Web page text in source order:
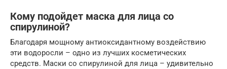
Кому подойдет маска для лица со
спирулиной?
Благодаря мощному антиоксидантному воздействию
эти водоросли – одно из лучших косметических
средств. Маски со спирулиной для лица – удивительно